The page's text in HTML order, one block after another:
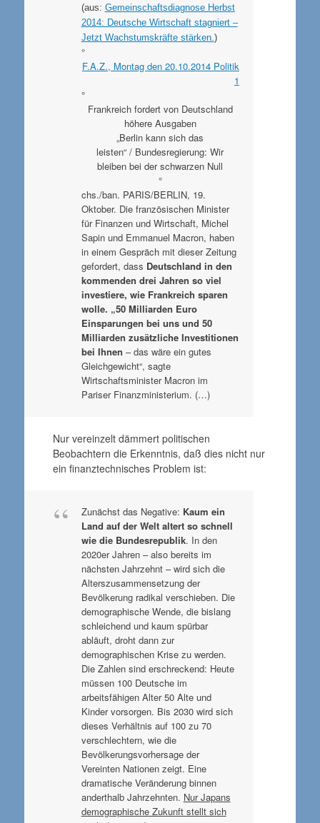
(aus: Gemeinschaftsdiagnose Herbst
2014: Deutsche Wirtschaft stagniert –
Jetzt Wachstumskräfte stärken.)
°
F.A.Z., Montag den 20.10.2014 Politik
1
°
Frankreich fordert von Deutschland
höhere Ausgaben
„Berlin kann sich das
leisten“ / Bundesregierung: Wir
bleiben bei der schwarzen Null
°
chs./ban. PARIS/BERLIN, 19.
Oktober. Die französischen Minister
für Finanzen und Wirtschaft, Michel
Sapin und Emmanuel Macron, haben
in einem Gespräch mit dieser Zeitung
gefordert, dass Deutschland in den
kommenden drei Jahren so viel
investiere, wie Frankreich sparen
wolle. „50 Milliarden Euro
Einsparungen bei uns und 50
Milliarden zusätzliche Investitionen
bei Ihnen – das wäre ein gutes
Gleichgewicht“, sagte
Wirtschaftsminister Macron im
Pariser Finanzministerium. (…)
Nur vereinzelt dämmert politischen
Beobachtern die Erkenntnis, daß dies nicht nur
ein finanztechnisches Problem ist:
Zunächst das Negative: Kaum ein
Land auf der Welt altert so schnell
wie die Bundesrepublik. In den
2020er Jahren – also bereits im
nächsten Jahrzehnt – wird sich die
Alterszusammensetzung der
Bevölkerung radikal verschieben. Die
demographische Wende, die bislang
schleichend und kaum spürbar
abläuft, droht dann zur
demographischen Krise zu werden.
Die Zahlen sind erschreckend: Heute
müssen 100 Deutsche im
arbeitsfähigen Alter 50 Alte und
Kinder vorsorgen. Bis 2030 wird sich
dieses Verhältnis auf 100 zu 70
verschlechtern, wie die
Bevölkerungsvorhersage der
Vereinten Nationen zeigt. Eine
dramatische Veränderung binnen
anderthalb Jahrzehnten. Nur Japans
demographische Zukunft stellt sich